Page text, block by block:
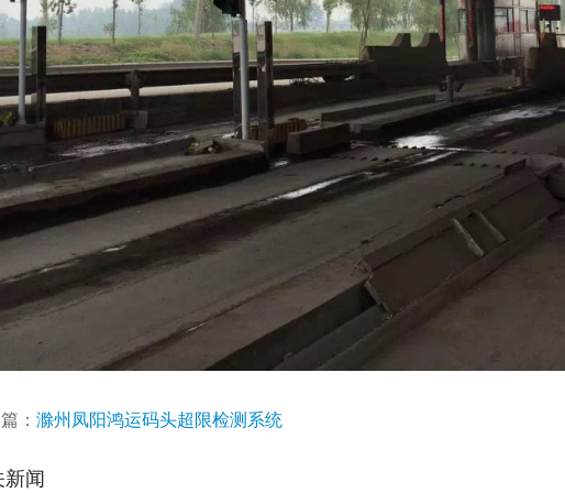
： 滁州凤阳鸿运码头超限检测系统
新闻